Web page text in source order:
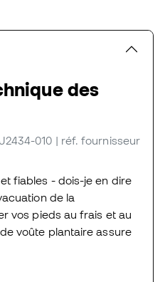
des
010 | réf. fournisseur
fiables - dois-je en dire
de la
vos pieds au frais et au
voûte plantaire assure